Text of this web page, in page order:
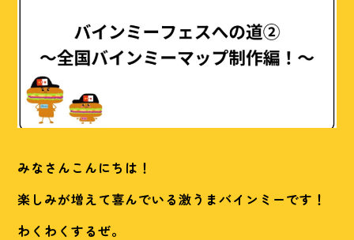
みなさんこんにちは！
楽しみが増えて喜んでいる激うまバインミーです！
わくわくするぜ。